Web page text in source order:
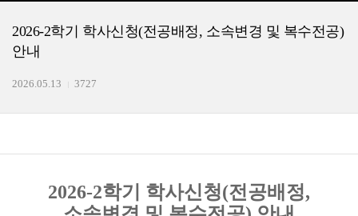
2026-2학기 학사신청(전공배정, 소속변경 및 복수전공)
안내
2026.05.13 3727
2026-2학기 학사신청(전공배정,